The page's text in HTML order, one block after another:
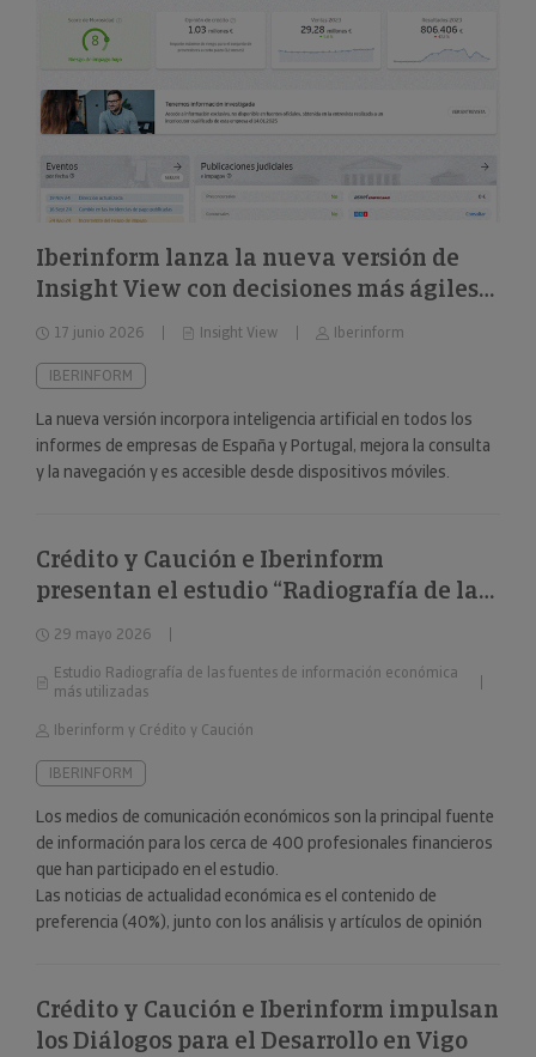
Iberinform lanza la nueva versión de
Insight View con decisiones más ágiles
sobre 322 millones de empresas y
nuevas capacidades en su
funcionalidad de IA
17 junio 2026 Insight View Iberinform
IBERINFORM
La nueva versión incorpora inteligencia artificial en todos los
informes de empresas de España y Portugal, mejora la consulta
y la navegación y es accesible desde dispositivos móviles.
Crédito y Caución e Iberinform
presentan el estudio “Radiografía de las
fuentes de información económica más
utilizadas”
29 mayo 2026
Estudio Radiografía de las fuentes de información económica
más utilizadas
Iberinform y Crédito y Caución
IBERINFORM
Los medios de comunicación económicos son la principal fuente
de información para los cerca de 400 profesionales financieros
que han participado en el estudio.
Las noticias de actualidad económica es el contenido de
preferencia (40%), junto con los análisis y artículos de opinión
Crédito y Caución e Iberinform impulsan
los Diálogos para el Desarrollo en Vigo